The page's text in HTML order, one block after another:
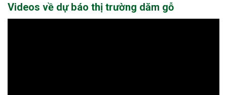
10,000 ₫.
Videos về dự báo thị trường dăm gỗ